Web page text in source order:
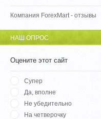
Компания ForexMart - отзывы
НАШ ОПРОС
Оцените этот сайт
Супер
Да, вполне
Не убедительно
На четверочку